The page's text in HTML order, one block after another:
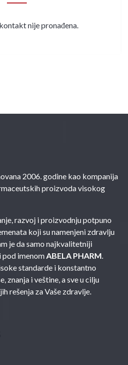
nije pronađena.
2006. godine kao kompanija
proizvoda visokog
razvoj i proizvodnju potpuno
koji su namenjeni zdravlju
je da samo najkvalitetniji
imenomABELA PHARM.
standarde i konstantno
znanja i veštine, a sve u cilju
rešenja za Vaše zdravlje.